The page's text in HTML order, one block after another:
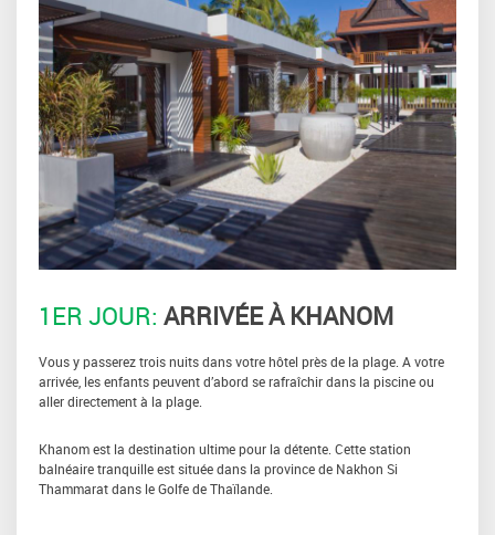
1ER JOUR: ARRIVÉE À KHANOM
Vous y passerez trois nuits dans votre hôtel près de la plage. A votre
arrivée, les enfants peuvent d’abord se rafraîchir dans la piscine ou
aller directement à la plage.
Khanom est la destination ultime pour la détente. Cette station
balnéaire tranquille est située dans la province de Nakhon Si
Thammarat dans le Golfe de Thaïlande.